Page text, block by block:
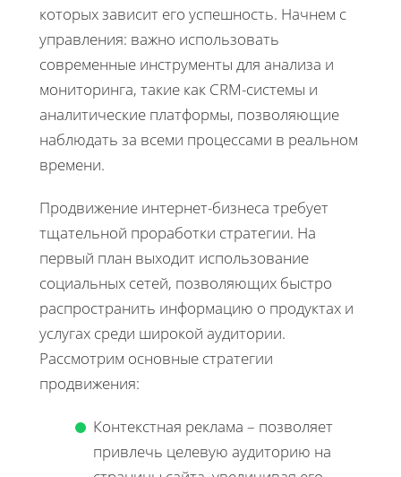
которых зависит его успешность. Начнем с
управления: важно использовать
современные инструменты для анализа и
мониторинга, такие как CRM-системы и
аналитические платформы, позволяющие
наблюдать за всеми процессами в реальном
времени.
Продвижение интернет-бизнеса требует
тщательной проработки стратегии. На
первый план выходит использование
социальных сетей, позволяющих быстро
распространить информацию о продуктах и
услугах среди широкой аудитории.
Рассмотрим основные стратегии
продвижения:
Контекстная реклама – позволяет
привлечь целевую аудиторию на